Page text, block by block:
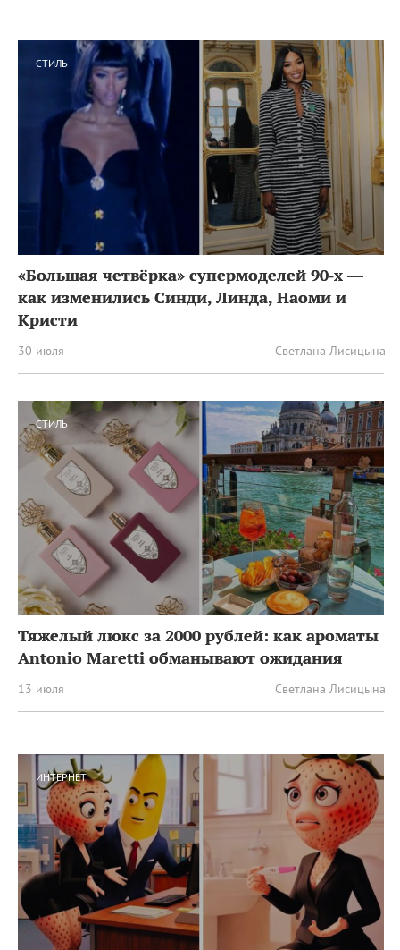
СТИЛЬ
«Большая четвёрка» супермоделей 90‑х —
как изменились Синди, Линда, Наоми и
Кристи
30 июля Светлана Лисицына
СТИЛЬ
Тяжелый люкс за 2000 рублей: как ароматы
Antonio Maretti обманывают ожидания
13 июля Светлана Лисицына
ИНТЕРНЕТ